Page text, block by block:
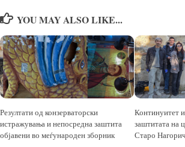
YOU MAY ALSO LIKE...
Резултати од конзерваторски
истражувања и непосредна заштита
објавени во меѓународен зборник
Континуитет
заштитата на
Старо